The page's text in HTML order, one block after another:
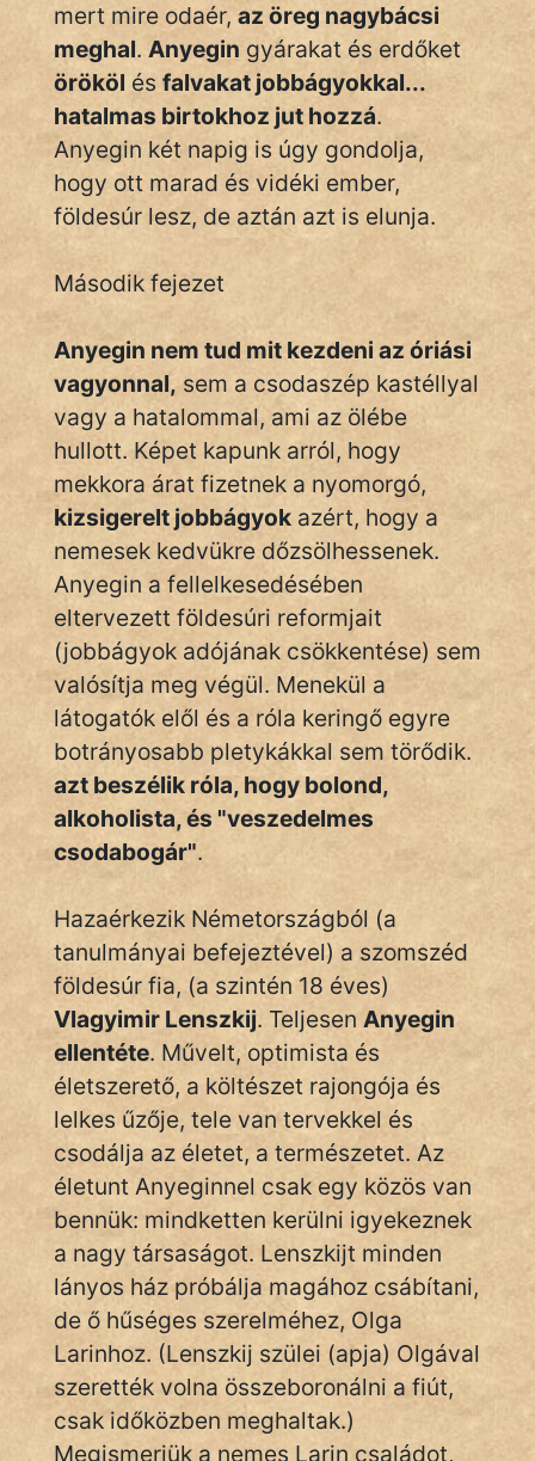
mert mire odaér, az öreg nagybácsi
meghal. Anyegin gyárakat és erdőket
örököl és falvakat jobbágyokkal...
hatalmas birtokhoz jut hozzá.
Anyegin két napig is úgy gondolja,
hogy ott marad és vidéki ember,
földesúr lesz, de aztán azt is elunja.
Második fejezet
Anyegin nem tud mit kezdeni az óriási
vagyonnal, sem a csodaszép kastéllyal
vagy a hatalommal, ami az ölébe
hullott. Képet kapunk arról, hogy
mekkora árat fizetnek a nyomorgó,
kizsigerelt jobbágyok azért, hogy a
nemesek kedvükre dőzsölhessenek.
Anyegin a fellelkesedésében
eltervezett földesúri reformjait
(jobbágyok adójának csökkentése) sem
valósítja meg végül. Menekül a
látogatók elől és a róla keringő egyre
botrányosabb pletykákkal sem törődik.
azt beszélik róla, hogy bolond,
alkoholista, és "veszedelmes
csodabogár".
Hazaérkezik Németországból (a
tanulmányai befejeztével) a szomszéd
földesúr fia, (a szintén 18 éves)
Vlagyimir Lenszkij. Teljesen Anyegin
ellentéte. Művelt, optimista és
életszerető, a költészet rajongója és
lelkes űzője, tele van tervekkel és
csodálja az életet, a természetet. Az
életunt Anyeginnel csak egy közös van
bennük: mindketten kerülni igyekeznek
a nagy társaságot. Lenszkijt minden
lányos ház próbálja magához csábítani,
de ő hűséges szerelméhez, Olga
Larinhoz. (Lenszkij szülei (apja) Olgával
szerették volna összeboronálni a fiút,
csak időközben meghaltak.)
Megismerjük a nemes Larin családot,